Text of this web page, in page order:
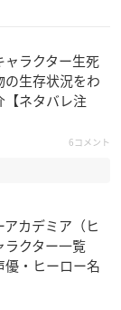
ャラクター生死
生存状況をわ
【ネタバレ注
6コメント
アカデミア（ヒ
ラクター一覧
・ヒーロー名